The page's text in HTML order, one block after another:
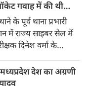
रेगुलेशन एक्ट' (FCRA)
बड़े बदलावों को लेकर
केंद्र सरकार द्वारा लाए
संशोधन बिल 2026 ने न
भीतर, बल्कि सात
अमेरिका तक में सियासी
दी है।
गवाह में की थी
के पूर्व थाना प्रभारी
में राज्य साइबर सेल में
दिनेश वर्मा के
इंदौर पुलिस कमिश्नर
सिंह ने बड़ा फैसला
देश का अग्रणी